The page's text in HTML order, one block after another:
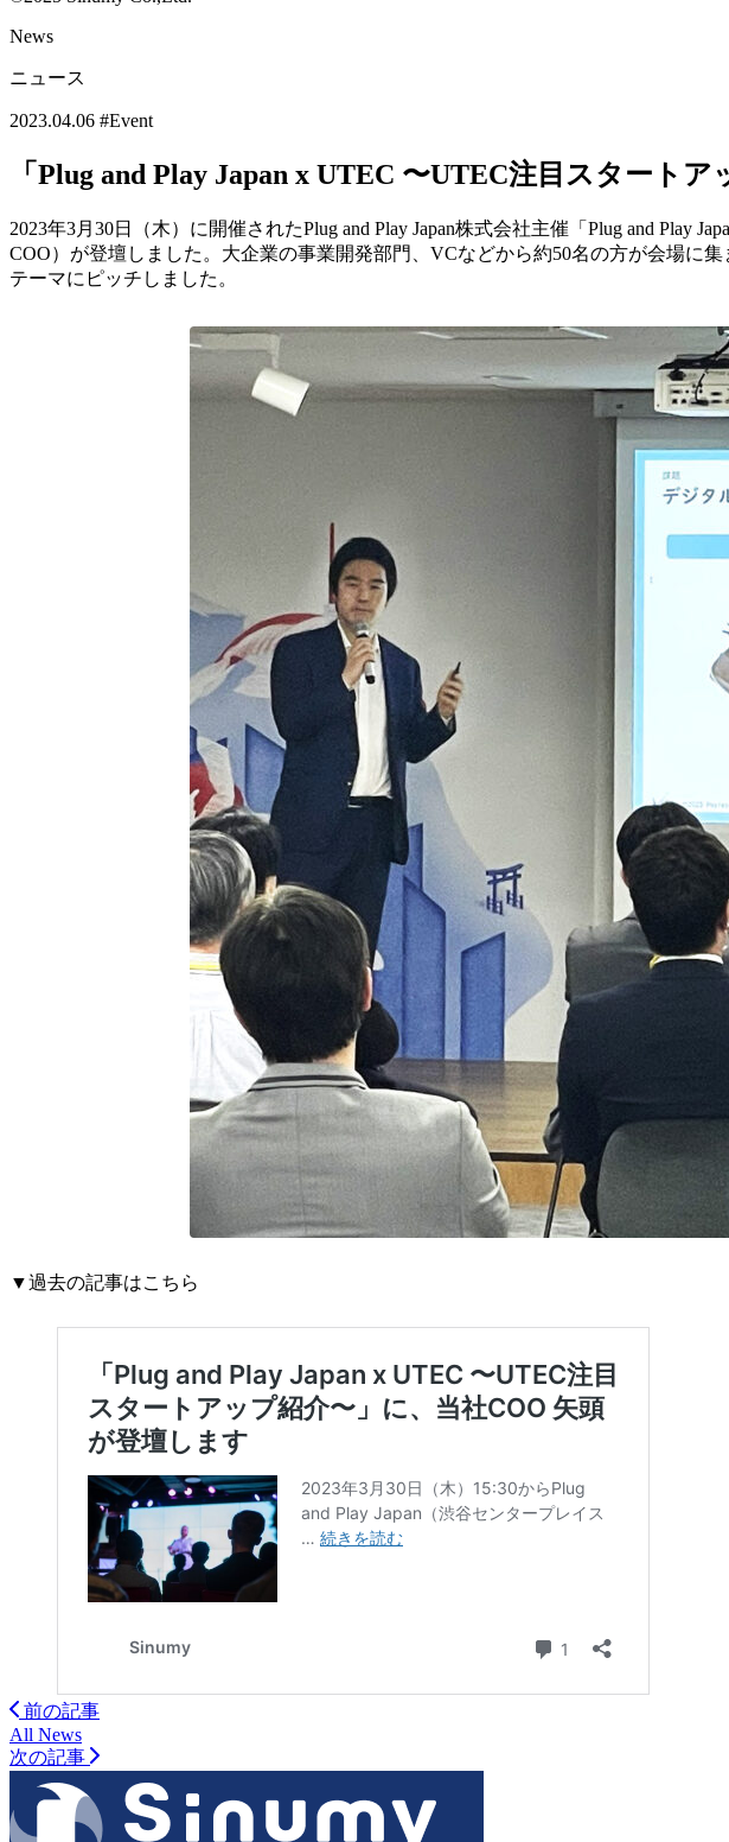
News
ニュース
2023.04.06 #Event
「Plug and Play Japan x UTEC 〜UTEC注目スタート
2023年3月30日（木）に開催されたPlug and Play Japan株式会社主催「Plug and
COO）が登壇しました。大企業の事業開発部門、VCなどから約50名の方が会場に
テーマにピッチしました。
▼過去の記事はこちら
前の記事
All News
次の記事